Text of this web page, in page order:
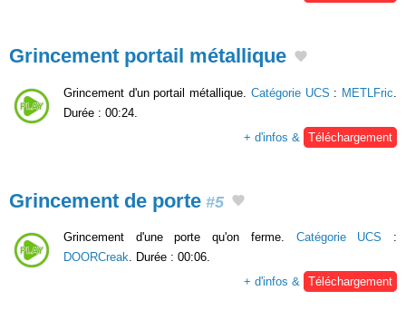
Grincement portail métallique
Grincement d'un portail métallique. Catégorie UCS : METLFric
Durée : 00:24.
+ d'infos &
Téléchargement
Grincement de porte #5
Grincement d'une porte qu'on ferme. Catégorie UCS :
DOORCreak. Durée : 00:06.
+ d'infos & Téléchargement